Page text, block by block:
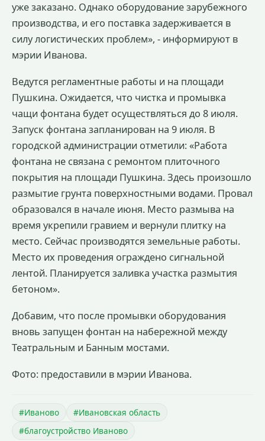
уже заказано. Однако оборудование зарубежного
производства, и его поставка задерживается в
силу логистических проблем», - информируют в
мэрии Иванова.
Ведутся регламентные работы и на площади
Пушкина. Ожидается, что чистка и промывка
чащи фонтана будет осуществляться до 8 июля.
Запуск фонтана запланирован на 9 июля. В
городской администрации отметили: «Работа
фонтана не связана с ремонтом плиточного
покрытия на площади Пушкина. Здесь произошло
размытие грунта поверхностными водами. Провал
образовался в начале июня. Место размыва на
время укрепили гравием и вернули плитку на
место. Сейчас производятся земельные работы.
Место их проведения ограждено сигнальной
лентой. Планируется заливка участка размытия
бетоном».
Добавим, что после промывки оборудования
вновь запущен фонтан на набережной между
Театральным и Банным мостами.
Фото: предоставили в мэрии Иванова.
#Иваново
#Ивановская область
#благоустройство Иваново